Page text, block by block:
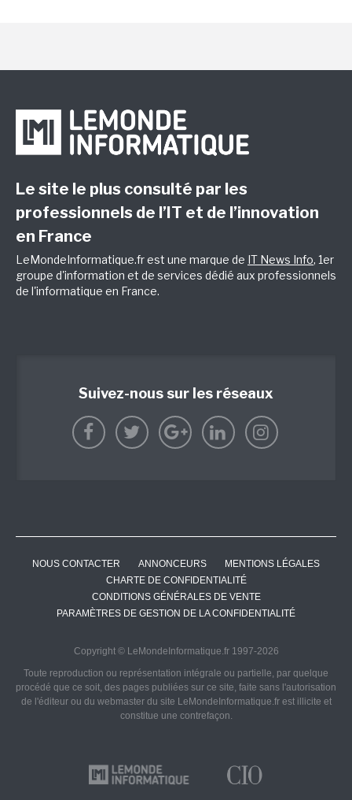
Le site le plus consulté par les
professionnels de l’IT et de l’innovation
en France
LeMondeInformatique.fr est une marque de IT News Info, 1er
groupe d'information et de services dédié aux professionnels
de l'informatique en France.
Suivez-nous sur les réseaux
NOUS CONTACTER ANNONCEURS
MENTIONS LÉGALES
CHARTE DE CONFIDENTIALITÉ
CONDITIONS GÉNÉRALES DE VENTE
PARAMÈTRES DE GESTION DE LA CONFIDENTIALITÉ
Copyright © LeMondeInformatique.fr 1997-2026
Toute reproduction ou représentation intégrale ou partielle, par quelque
procédé que ce soit, des pages publiées sur ce site, faite sans l'autorisation
de l'éditeur ou du webmaster du site LeMondeInformatique.fr est illicite et
constitue une contrefaçon.